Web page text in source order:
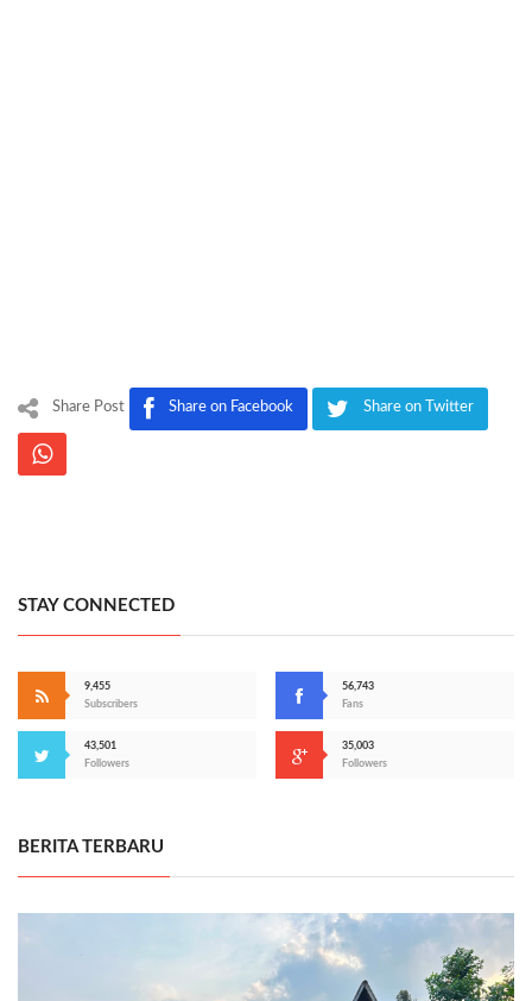
Share Post Share on Facebook Share on Twitter
STAY CONNECTED
9,455
Subscribers
56,743
Fans
43,501
Followers
35,003
Followers
BERITA TERBARU